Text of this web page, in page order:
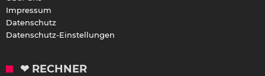
Impressum
Datenschutz
Datenschutz-Einstellungen
❤ RECHNER